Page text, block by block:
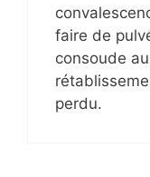
faire de
consoude
perdu.